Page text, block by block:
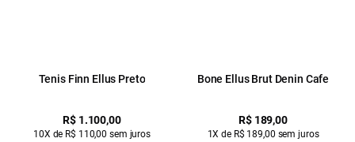
Tenis Finn Ellus Preto
R$ 1.100,00
10X de R$ 110,00 sem juros
Bone Ellus Brut Denin Cafe
R$ 189,00
1X de R$ 189,00 sem juros